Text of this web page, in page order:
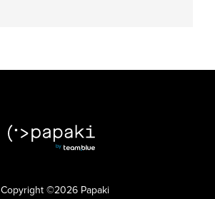
Copyright ©2026 Papaki